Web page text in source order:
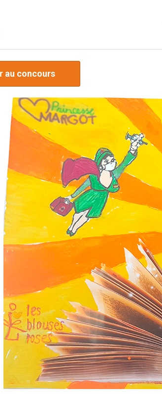
au concours